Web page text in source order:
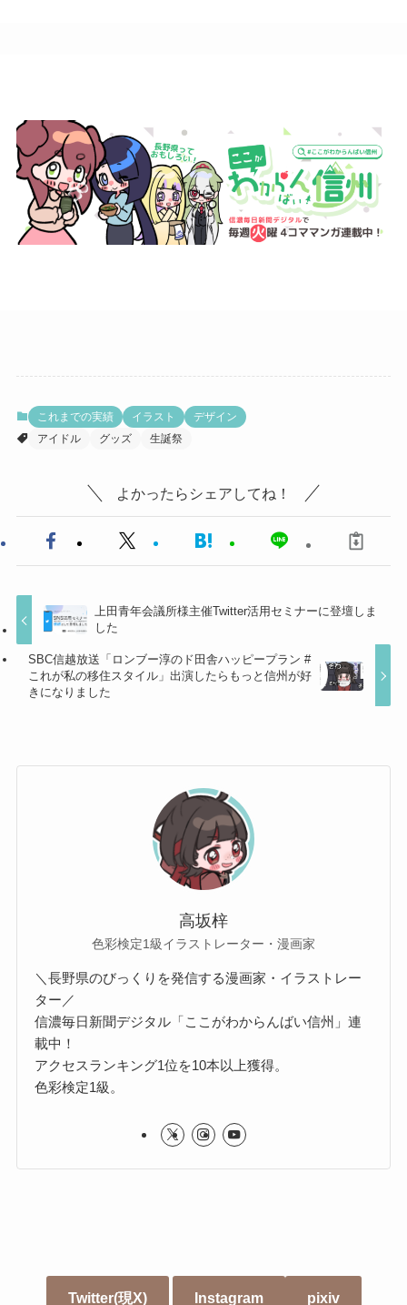
これまでの実績 イラスト
デザイン
アイドル
グッズ 生誕祭
よかったらシェアしてね！
上田青年会議所様主催Twitter活用セミナーに登壇しま
した
SBC信越放送「ロンブー淳のド田舎ハッピープラン #
これが私の移住スタイル」出演したらもっと信州が好
きになりました
高坂梓
色彩検定1級イラストレーター・漫画家
＼長野県のびっくりを発信する漫画家・イラストレー
ター／
信濃毎日新聞デジタル「ここがわからんばい信州」連
載中！
アクセスランキング1位を10本以上獲得。
色彩検定1級。
Twitter(現X) Instagram pixiv